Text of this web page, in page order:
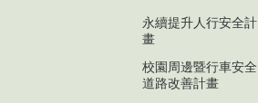
永續提升人行安全計
畫
校園周邊暨行車安全
道路改善計畫